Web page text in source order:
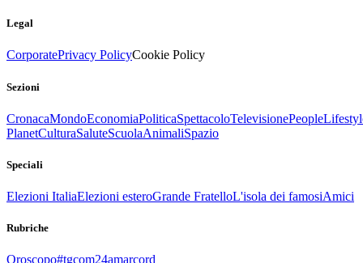
Legal
CorporatePrivacy PolicyCookie Policy
Sezioni
CronacaMondoEconomiaPoliticaSpettacoloTelevisionePeople
PlanetCulturaSaluteScuolaAnimaliSpazio
Speciali
Elezioni ItaliaElezioni esteroGrande FratelloL'isola dei famosiAmici
Rubriche
Oroscopo#tgcom24amarcord